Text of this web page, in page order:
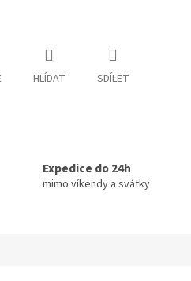
HLÍDAT SDÍLET
Expedice do 24h
mimo víkendy a svátky